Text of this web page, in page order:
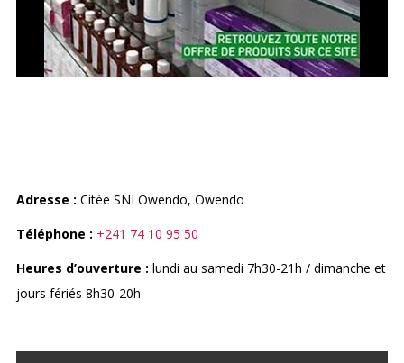
Adresse : Citée SNI Owendo, Owendo
Téléphone : +241 74 10 95 50
Heures d’ouverture : lundi au samedi 7h30-21h / dimanche et
jours fériés 8h30-20h